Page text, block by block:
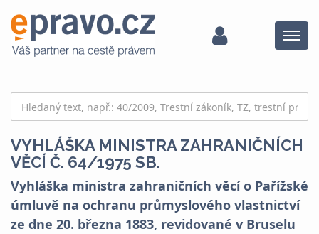
Menu
VYHLÁŠKA MINISTRA ZAHRANIČNÍCH
VĚCÍ Č. 64/1975 SB.
Vyhláška ministra zahraničních věcí o Pařížské
úmluvě na ochranu průmyslového vlastnictví
ze dne 20. března 1883, revidované v Bruselu